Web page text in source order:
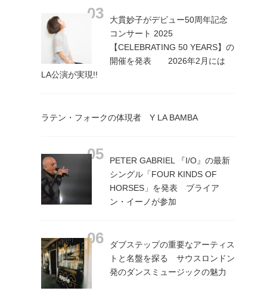
大貫妙子がデビュー50周年記念
コンサート 2025
【CELEBRATING 50 YEARS】の
開催を発表 2026年2月には
LA公演が実現!!
ラテン・フォークの体現者 Y LA BAMBA
PETER GABRIEL 『I/O』の最新
シングル「FOUR KINDS OF
HORSES」を発表 ブライア
ン・イーノが参加
ダブステップの重要なアーティス
トと名盤を探る サウスロンドン
発のダンスミュージックの魅力